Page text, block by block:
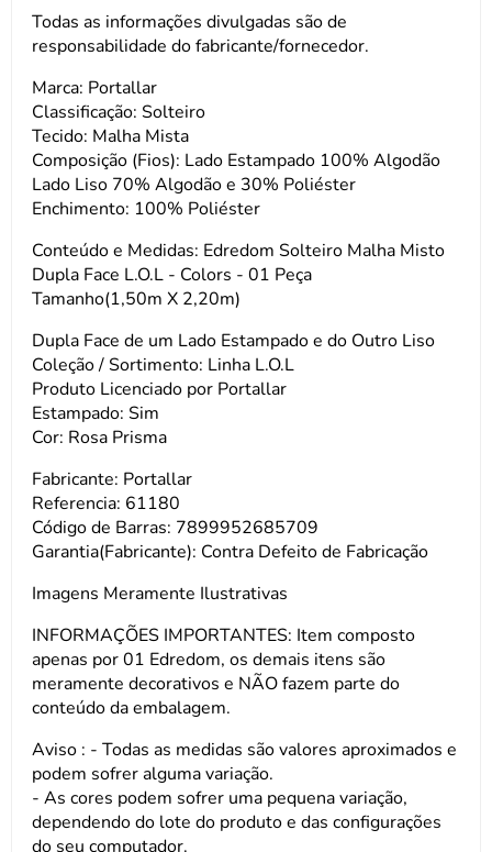
Todas as informações divulgadas são de
responsabilidade do fabricante/fornecedor.
Marca: Portallar
Classificação: Solteiro
Tecido: Malha Mista
Composição (Fios): Lado Estampado 100% Algodão
Lado Liso 70% Algodão e 30% Poliéster
Enchimento: 100% Poliéster
Conteúdo e Medidas: Edredom Solteiro Malha Misto
Dupla Face L.O.L - Colors - 01 Peça
Tamanho(1,50m X 2,20m)
Dupla Face de um Lado Estampado e do Outro Liso
Coleção / Sortimento: Linha L.O.L
Produto Licenciado por Portallar
Estampado: Sim
Cor: Rosa Prisma
Fabricante: Portallar
Referencia: 61180
Código de Barras: 7899952685709
Garantia(Fabricante): Contra Defeito de Fabricação
Imagens Meramente Ilustrativas
INFORMAÇÕES IMPORTANTES: Item composto
apenas por 01 Edredom, os demais itens são
meramente decorativos e NÃO fazem parte do
conteúdo da embalagem.
Aviso : - Todas as medidas são valores aproximados e
podem sofrer alguma variação.
- As cores podem sofrer uma pequena variação,
dependendo do lote do produto e das configurações
do seu computador.